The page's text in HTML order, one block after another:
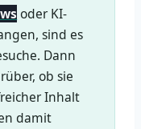
oder KI-
sind es
Dann
ob sie
Inhalt
damit